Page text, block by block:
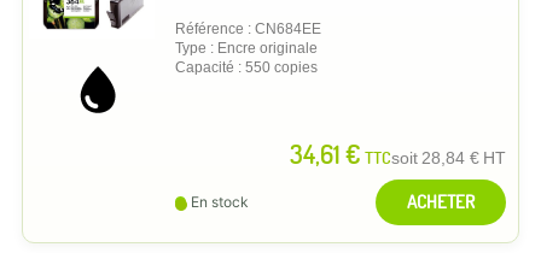
Référence : CN684EE
Type : Encre originale
Capacité : 550 copies
34,61 € TTCsoit 28,84 € HT
En stock ACHETER